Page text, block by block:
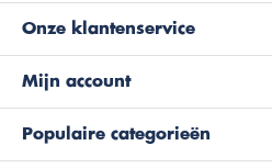
Onze klantenservice
Populaire categorieën
Mijn account